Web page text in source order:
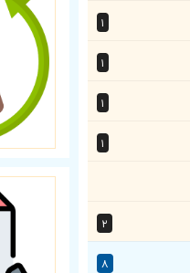
۱
۱
۱
۱
۲
۸